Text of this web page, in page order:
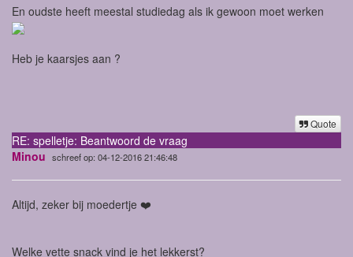
En oudste heeft meestal studiedag als ik gewoon moet werken
Heb je kaarsjes aan ?
Quote
RE: spelletje: Beantwoord de vraag
Minou schreef op: 04-12-2016 21:46:48
Altijd, zeker bij moedertje ❤️
Welke vette snack vind je het lekkerst?